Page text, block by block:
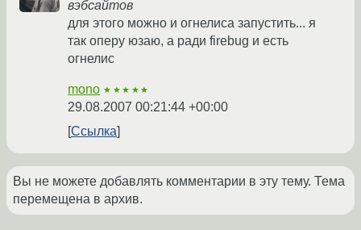
вэбсайтов
для этого можно и огнелиса запустить... я
так оперу юзаю, а ради firebug и есть
огнелис
mono ★★★★★
29.08.2007 00:21:44 +00:00
Ссылка
Вы не можете добавлять комментарии в эту тему. Тема
перемещена в архив.